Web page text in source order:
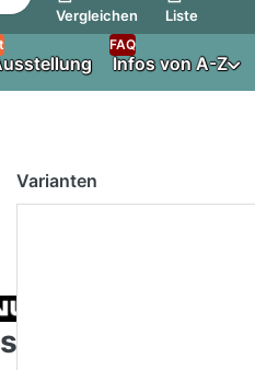
Vergleichen
Liste
Infos von A-Z
FAQ
Varianten
Studio P360